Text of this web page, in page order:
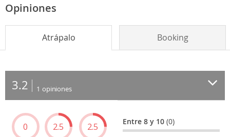
Opiniones
Atrápalo Booking
3.2 1 opiniones
0 2.5 2.5 Entre 8 y 10(0)